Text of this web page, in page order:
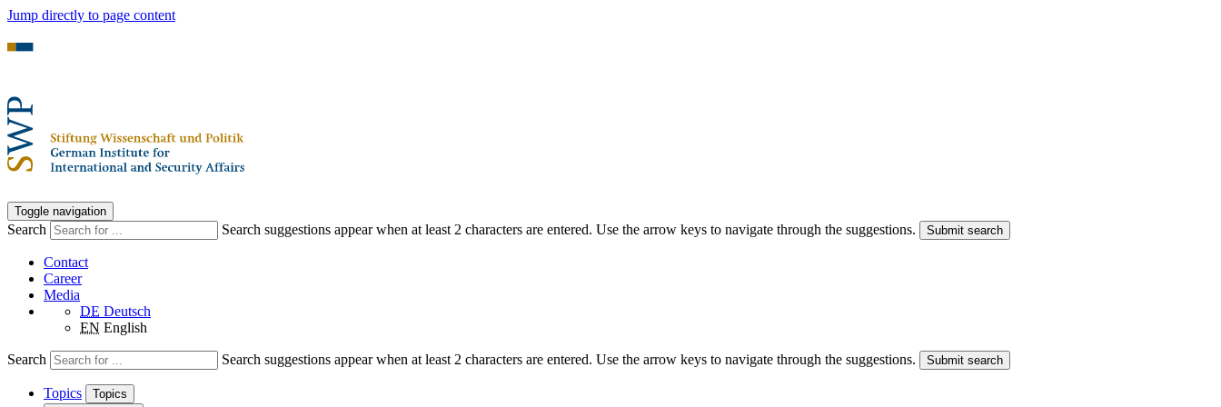
Jump directly to page content
Toggle navigation
Search Search suggestions appear when at least 2 characters are entered. Use the arrow keys to navigate through the suggestions. Submit search
Contact
Career
Media
DE Deutsch
EN English
Search Search suggestions appear when at least 2 characters are entered. Use the arrow keys to navigate through the suggestions. Submit search
Topics
Topics